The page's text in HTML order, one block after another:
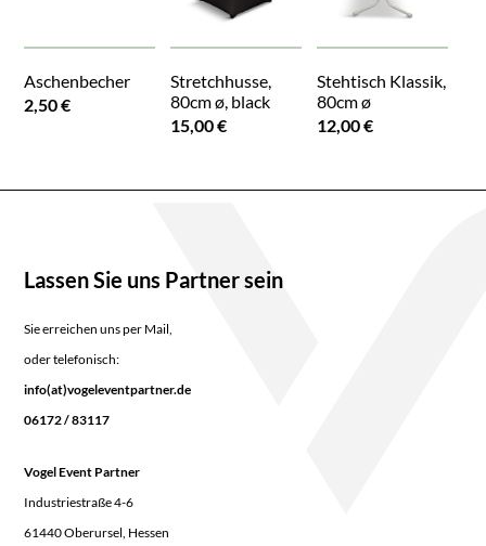
Aschenbecher
2,50 €
Stretchhusse,
80cm ø, black
15,00 €
Stehtisch Klassik,
80cm ø
12,00 €
Lassen Sie uns Partner sein
Sie erreichen uns per Mail,
oder telefonisch:
info(at)vogeleventpartner.de
06172 / 83117
Vogel Event Partner
Industriestraße 4-6
61440 Oberursel, Hessen